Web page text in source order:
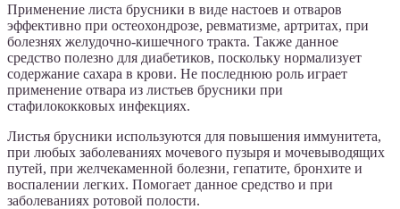
Применение листа брусники в виде настоев и отваров
эффективно при остеохондрозе, ревматизме, артритах, при
болезнях желудочно-кишечного тракта. Также данное
средство полезно для диабетиков, поскольку нормализует
содержание сахара в крови. Не последнюю роль играет
применение отвара из листьев брусники при
стафилококковых инфекциях.
Листья брусники используются для повышения иммунитета,
при любых заболеваниях мочевого пузыря и мочевыводящих
путей, при желчекаменной болезни, гепатите, бронхите и
воспалении легких. Помогает данное средство и при
заболеваниях ротовой полости.